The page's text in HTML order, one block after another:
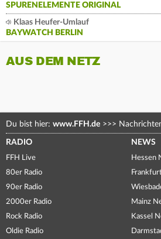
SPURENELEMENTE ORIGINAL
Klaas Heufer-Umlauf
BAYWATCH BERLIN
AUS DEM NETZ
Du bist hier: www.FFH.de >>>
RADIO
FFH Live
80er Radio
90er Radio
2000er Radio
Rock Radio
Oldie Radio
NEWS
Hessen
Mainz
Kassel